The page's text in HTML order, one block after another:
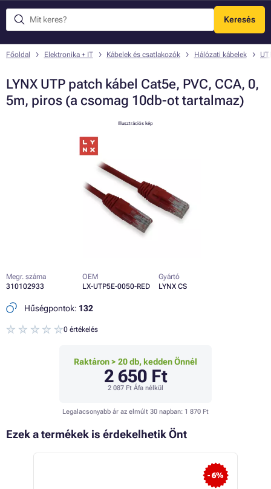
Keresés
Menü
Főoldal Elektronika + IT Kábelek és csatlakozók Hálózati kábelek
LYNX UTP patch kábel Cat5e, PVC, CCA, 0,
5m, piros (a csomag 10db-ot tartalmaz)
Illusztrációs kép
Megr. száma
310102933
OEM
LX-UTP5E-0050-RED
Gyártó
LYNX CS
Hűségpontok: 132
0 értékelés
Raktáron > 20 db, kedden Önnél
2 650 Ft
2 087 Ft Áfa nélkül
Legalacsonyabb ár az elmúlt 30 napban: 1 870 Ft
Ezek a termékek is érdekelhetik Önt
- 6%